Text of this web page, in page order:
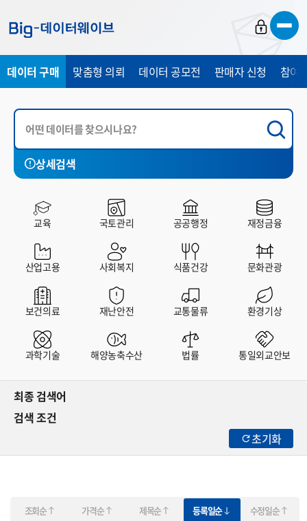
가
가
가
데이터 구매 맞춤형 의뢰 데이터 공모전 판매자 신청 참여
상세검색
국토관리 공공행정 사회복지
전체 유료 무료
교육 국토관리 공공행정 재정금융
산업고용 사회복지 식품건강 문화관광
보건의료 재난안전 교통물류 환경기상
과학기술 해양농축수산 법률 통일외교안보
최종 검색어
검색 조건
초기화
조회순 가격순 제목순 등록일순 수정일순